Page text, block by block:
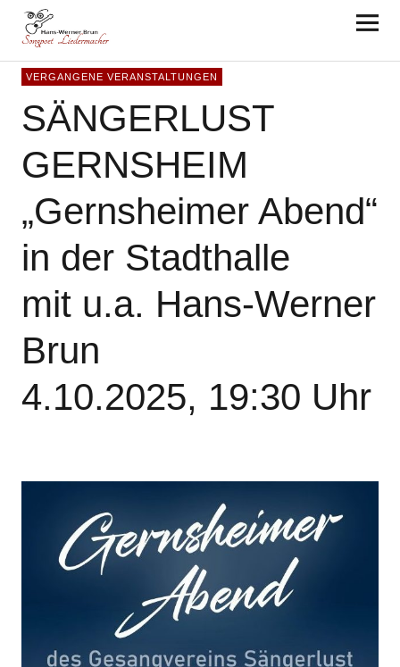
Hans-Werner Brun
VERGANGENE VERANSTALTUNGEN
SÄNGERLUST
GERNSHEIM
„Gernsheimer Abend“
in der Stadthalle
mit u.a. Hans-Werner
Brun
4.10.2025, 19:30 Uhr